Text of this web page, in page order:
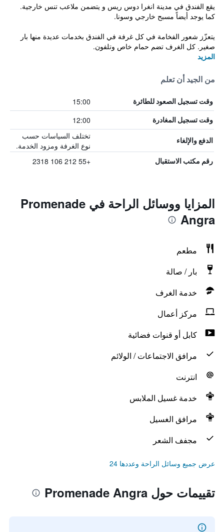
يقع الفندق في مدينة انغرا دوس ريس و يتضمن ملاعب تنس خارجية.
كما يوجد أيضاً مسبح خارجي وسونا.
يتعزّز شعور الفخامة في كل غرفة في الفندق بخدمات عديدة منها بار
صغير. كل الغرف تضم حمام خاص وتلفون.
المزيد
من الجيد أن تعلم
وقت تسجيل الصعود للطائرة 15:00
وقت تسجيل المغادرة 12:00
الدفع والإلغاء
تختلف السياسات حسب
نوع الغرفة ومزود الخدمة.
رقم مكتب الاستقبال +55 212 106 2318
المزايا ووسائل الراحة في Promenade
Angra
مطعم
بار / صالة
خدمة الغرف
مركز أعمال
كابل أو قنوات فضائية
مرافق الاجتماعات / الولائم
انترنت
خدمة غسيل الملابس
مرافق الغسيل
مجفف الشعر
عرض جميع وسائل الراحة وعددها 24
تقييمات حول Promenade Angra